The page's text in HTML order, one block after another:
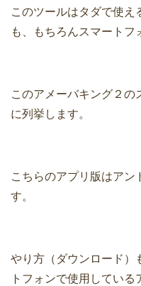
このツールはタダで使え
も、もちろんスマートフ
このアメーバキング２の
に列挙します。
こちらのアプリ版はア
す。
やり方（ダウンロード）
トフォンで使用してい